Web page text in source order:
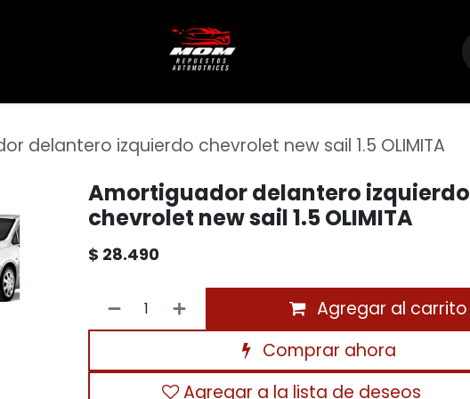
delantero izquierdo chevrolet new sail 1.5 OLIMITA
Amortiguador delantero izquierdo
chevrolet new sail 1.5 OLIMITA
$ 28.490
Agregar al carrito
Comprar ahora
Agregar a la lista de deseos